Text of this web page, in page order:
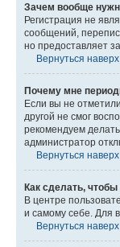
Зачем вообще
Регистрация не
сообщений,
но предоставляет
Вернуться наверх
Почему мне
Если вы не
другой не смог
рекомендуем
администратор
Вернуться наверх
Как сделать,
В центре
и самому себе. Для
Вернуться наверх